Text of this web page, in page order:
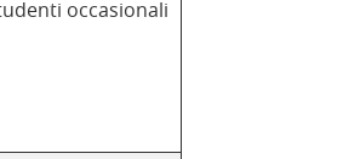
occasionali